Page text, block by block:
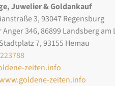
Juwelier & Goldankauf
3, 93047 Regensburg
346, 86899 Landsberg am
7, 93155 Hemau
zeiten.info
zeiten.info